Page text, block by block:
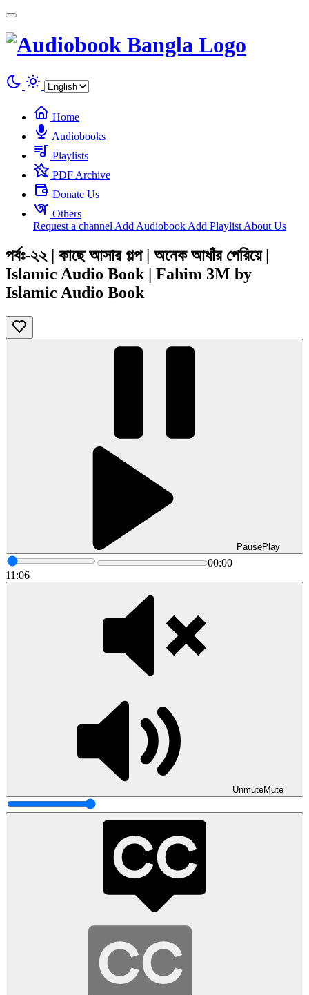
Home
Audiobooks
Playlists
PDF Archive
Donate Us
Others
Request a channel Add Audiobook Add Playlist About Us
পর্বঃ-২২ | কাছে আসার গল্প | অনেক আধাঁর পেরিয়ে |
Islamic Audio Book | Fahim 3M by
Islamic Audio Book
PausePlay
00:00
11:06
UnmuteMute